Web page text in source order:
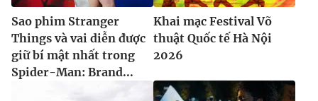
Sao phim Stranger
Things và vai diễn được
giữ bí mật nhất trong
Spider-Man: Brand...
Khai mạc Festival Võ
thuật Quốc tế Hà Nội
2026